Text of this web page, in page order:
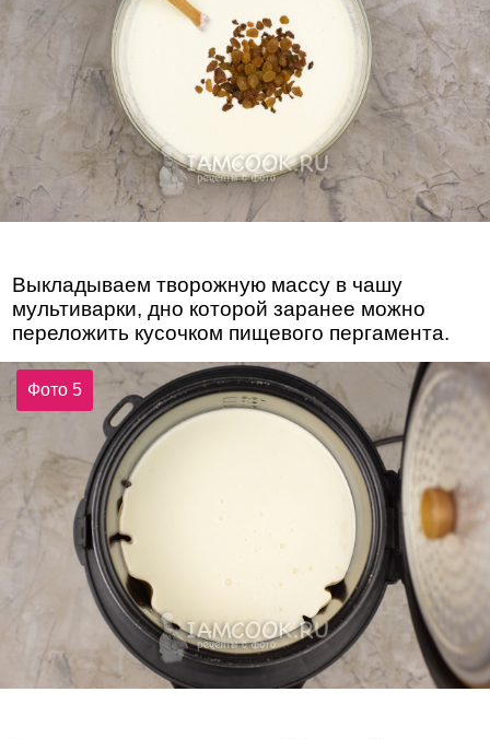
Выкладываем творожную массу в чашу
мультиварки, дно которой заранее можно
переложить кусочком пищевого пергамента.
Фото 5